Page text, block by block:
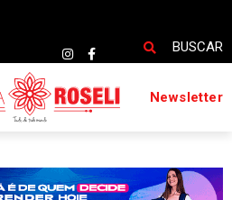
BUSCAR
Newsletter